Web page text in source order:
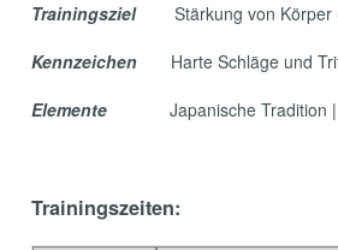
TrainingszielStärkung von Körper
Kennzeichen Harte Schläge und
Elemente Japanische Tradition |
Trainingszeiten: